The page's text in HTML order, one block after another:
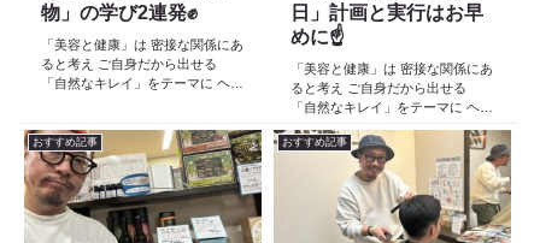
物」の学び2連発✊
「美容と健康」は 密接な関係にあ
ると考え ご自身だから出せる
「自然なキレイ」をテーマに ヘア
院 Def 古江です 2023年３月30日
より スタートしたこのブログ
日々の事や...
日」計画と実行はお早
めに☝️
「美容と健康」は 密接な関係にあ
ると考え ご自身だから出せる
「自然なキレイ」をテーマに ヘア
の 「根本改善」を目的とした美容
院 Def 古江です 474日目 ９月５
日(木) 今朝も早朝から事務作業
ふ〜😩 ...
おすすめ記事 おすすめ記事